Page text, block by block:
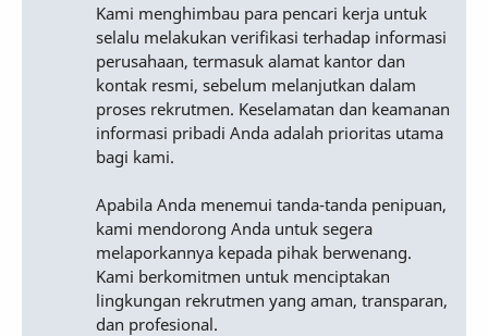
Kami menghimbau para pencari kerja untuk
selalu melakukan verifikasi terhadap informasi
perusahaan, termasuk alamat kantor dan
kontak resmi, sebelum melanjutkan dalam
proses rekrutmen. Keselamatan dan keamanan
informasi pribadi Anda adalah prioritas utama
bagi kami.
Apabila Anda menemui tanda-tanda penipuan,
kami mendorong Anda untuk segera
melaporkannya kepada pihak berwenang.
Kami berkomitmen untuk menciptakan
lingkungan rekrutmen yang aman, transparan,
dan profesional.